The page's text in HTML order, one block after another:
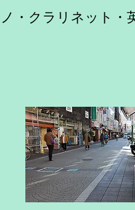
・クラリネット・